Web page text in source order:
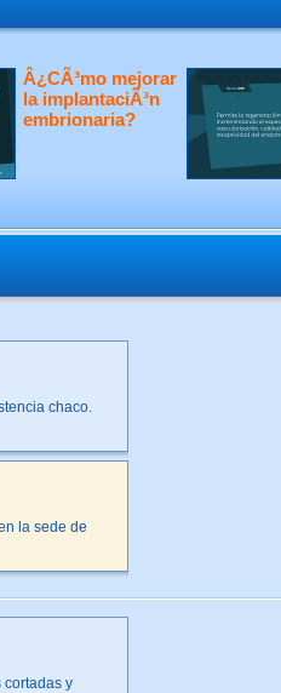
Â¿CÃ³mo mejorar
la implantaciÃ³n
embrionaria?
chaco.
la sede de
cortadas y